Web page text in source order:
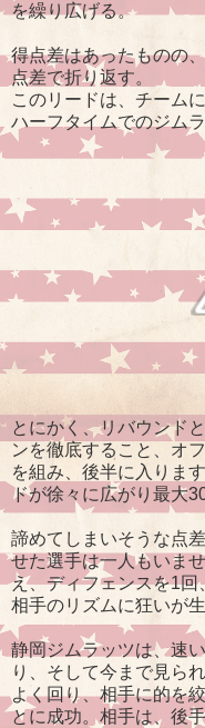
を繰り広げる。
得点差はあったものの
点差で折り返す。
このリードは、チーム
ハーフタイムでのジム
とにかく、リバウンド
ンを徹底すること、オ
を組み、後半に入りま
ドが徐々に広がり最大
諦めてしまいそうな点
せた選手は一人もいま
え、ディフェンスを1
相手のリズムに狂いが生
静岡ジムラッツは、速
り、そして今まで見ら
よく回り、相手に的を
とに成功。相手は、後